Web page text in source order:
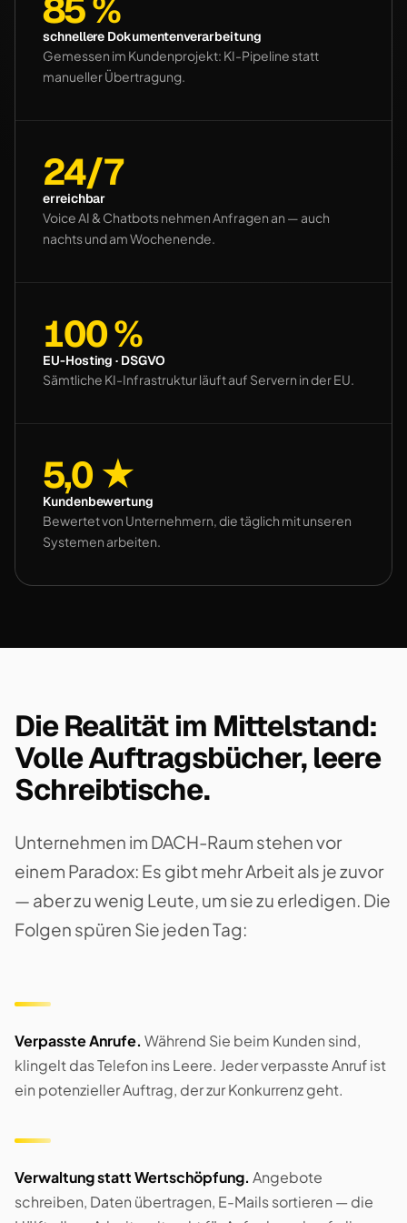
85 %
schnellere Dokumentenverarbeitung
Gemessen im Kundenprojekt: KI-Pipeline statt
manueller Übertragung.
24/7
erreichbar
Voice AI & Chatbots nehmen Anfragen an — auch
nachts und am Wochenende.
100 %
EU-Hosting · DSGVO
Sämtliche KI-Infrastruktur läuft auf Servern in der EU.
5,0 ★
Kundenbewertung
Bewertet von Unternehmern, die täglich mit unseren
Systemen arbeiten.
Die Realität im Mittelstand:
Volle Auftragsbücher, leere
Schreibtische.
Unternehmen im DACH-Raum stehen vor
einem Paradox: Es gibt mehr Arbeit als je zuvor
— aber zu wenig Leute, um sie zu erledigen. Die
Folgen spüren Sie jeden Tag:
Verpasste Anrufe. Während Sie beim Kunden sind,
klingelt das Telefon ins Leere. Jeder verpasste Anruf ist
ein potenzieller Auftrag, der zur Konkurrenz geht.
Verwaltung statt Wertschöpfung. Angebote
schreiben, Daten übertragen, E-Mails sortieren — die